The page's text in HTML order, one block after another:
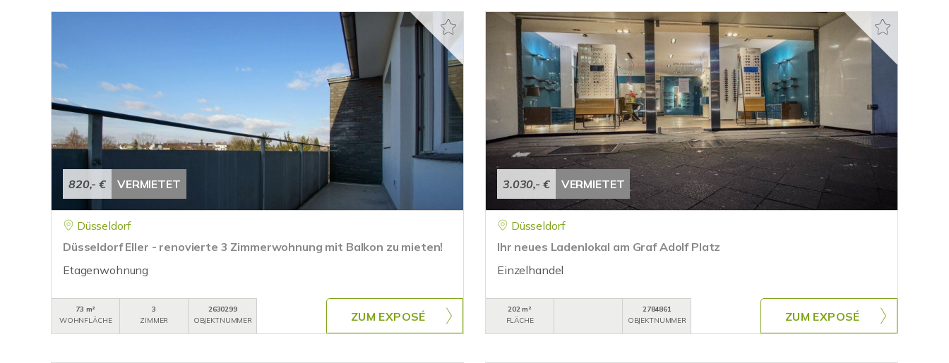
820,- € VERMIETET
Düsseldorf
Düsseldorf Eller - renovierte 3 Zimmerwohnung mit Balkon zu mieten!
Etagenwohnung
73 m²
WOHNFLÄCHE
3
ZIMMER
2630299
OBJEKTNUMMER
ZUM EXPOSÉ
3.030,- € VERMIETET
Düsseldorf
Ihr neues Ladenlokal am Graf Adolf Platz
Einzelhandel
202 m²
FLÄCHE
2784861
OBJEKTNUMMER
ZUM EXPOSÉ